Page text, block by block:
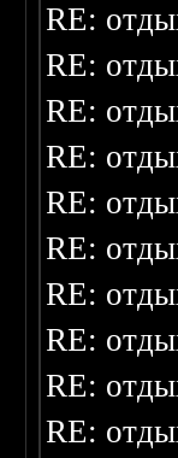
RE:
RE:
RE:
RE:
RE:
RE:
RE:
RE:
RE:
RE: